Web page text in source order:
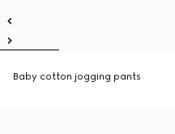
Baby cotton jogging pants